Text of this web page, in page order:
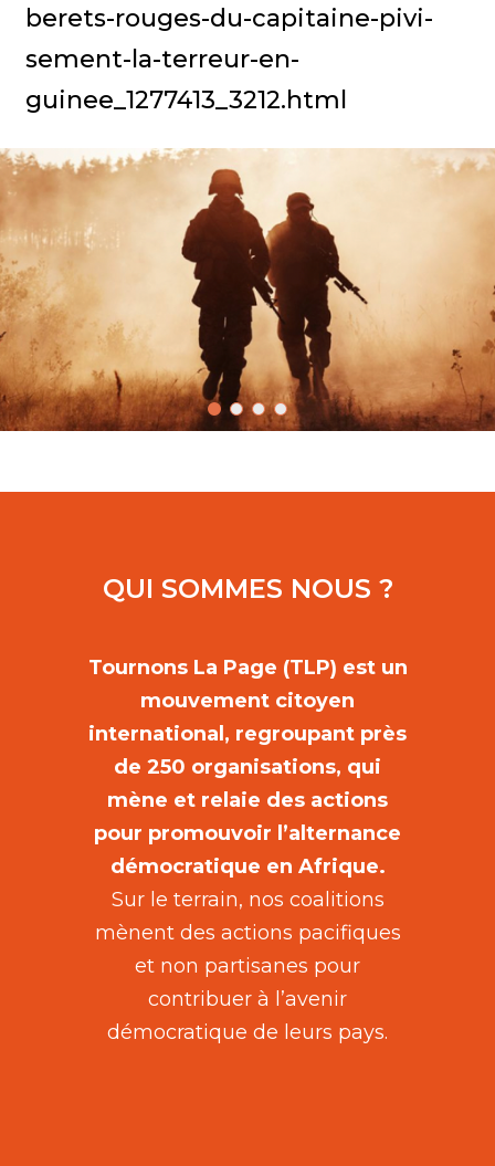
berets-rouges-du-capitaine-pivi-
sement-la-terreur-en-
guinee_1277413_3212.html
QUI SOMMES NOUS ?
Tournons La Page (TLP) est un
mouvement citoyen
international, regroupant près
de 250 organisations, qui
mène et relaie des actions
pour promouvoir l’alternance
démocratique en Afrique.
Sur le terrain, nos coalitions
mènent des actions pacifiques
et non partisanes pour
contribuer à l’avenir
démocratique de leurs pays.